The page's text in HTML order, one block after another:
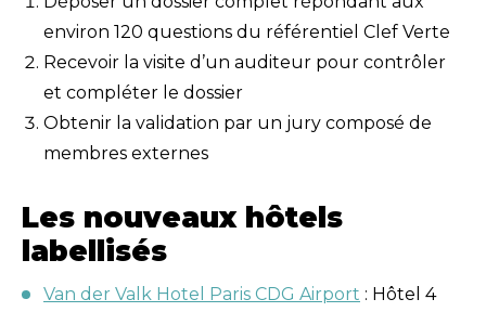
environ 120 questions du référentiel Clef Verte
Recevoir la visite d’un auditeur pour contrôler
et compléter le dossier
Obtenir la validation par un jury composé de
membres externes
Les nouveaux hôtels
labellisés
Van der Valk Hotel Paris CDG Airport : Hôtel 4